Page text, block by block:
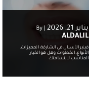
يناير 21, 2026 By
ALDALIL
فينير الأسنان في الشارقة: المميزات،
الأنواع، الخطوات وهل هو الخيار
المناسب لابتسامتك